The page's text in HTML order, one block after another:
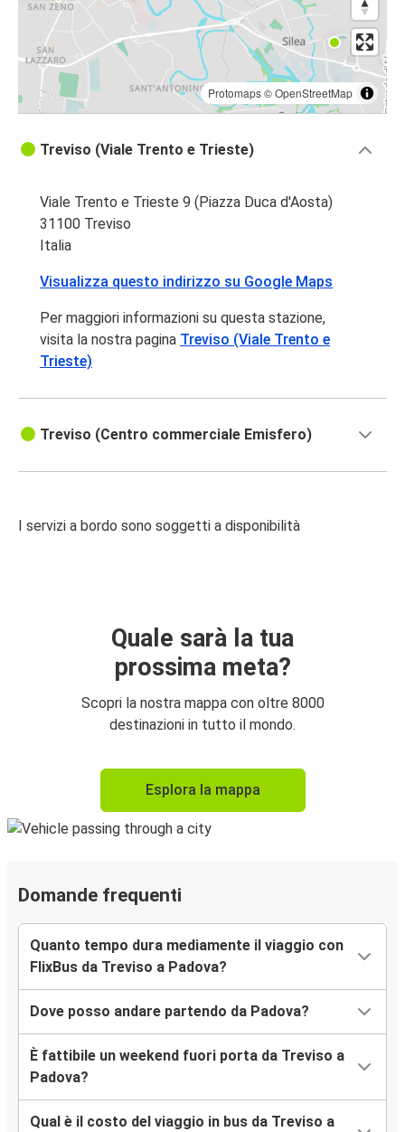
Protomaps©OpenStreetMap
Treviso (Viale Trento e Trieste)
Viale Trento e Trieste 9 (Piazza Duca d'Aosta)
31100 Treviso
Italia
Visualizza questo indirizzo su Google Maps
Per maggiori informazioni su questa stazione,
visita la nostra pagina Treviso (Viale Trento e
Trieste)
Treviso (Centro commerciale Emisfero)
I servizi a bordo sono soggetti a disponibilità
Quale sarà la tua
prossima meta?
Scopri la nostra mappa con oltre 8000
destinazioni in tutto il mondo.
Esplora la mappa
Domande frequenti
Quanto tempo dura mediamente il viaggio con
FlixBus da Treviso a Padova?
Dove posso andare partendo da Padova?
È fattibile un weekend fuori porta da Treviso a
Padova?
Qual è il costo del viaggio in bus da Treviso a